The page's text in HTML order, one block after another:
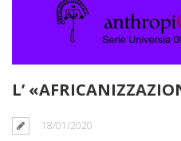
L’
18/01/2020